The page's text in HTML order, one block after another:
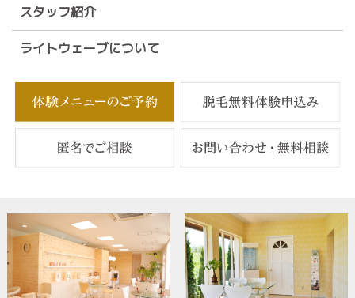
スタッフ紹介
ライトウェーブについて